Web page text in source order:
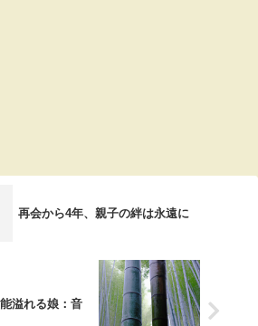
再会から4年、親子の絆は永遠に
溢れる娘：音